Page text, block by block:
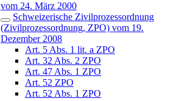
vom 24. März 2000
Schweizerische Zivilprozessordnung
(Zivilprozessordnung, ZPO) vom 19.
Dezember 2008
Art. 5 Abs. 1 lit. a ZPO
Art. 32 Abs. 2 ZPO
Art. 47 Abs. 1 ZPO
Art. 52 ZPO
Art. 52 Abs. 1 ZPO